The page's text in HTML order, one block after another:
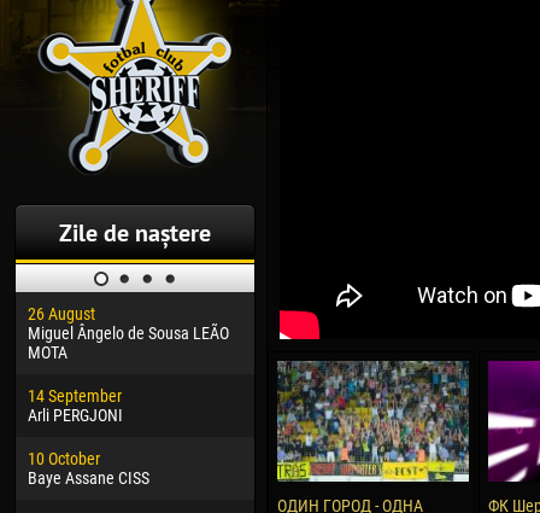
Zile de naștere
26 August
Miguel Ângelo de Sousa LEÃO
MOTA
14 September
Arli PERGJONI
10 October
Baye Assane CISS
30 January
Dhoraso Moreo KLAS
24 February
Vladislav COSTIN
02 March
Veaceslav COZMA
09 March
04
13
24
15
ОДИН ГОРОД - ОДНА
ФК